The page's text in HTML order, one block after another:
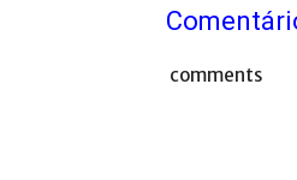
comments